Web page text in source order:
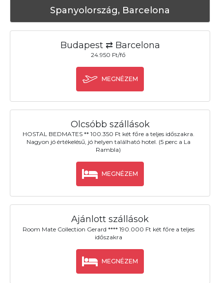
Spanyolország, Barcelona
Budapest ⇄ Barcelona
24.950 Ft/fő
MEGNÉZEM
Olcsóbb szállások
HOSTAL BEDMATES ** 100.350 Ft két főre a teljes időszakra.
Nagyon jó értékelésű, jó helyen található hotel. (5 perc a La
Rambla)
MEGNÉZEM
Ajánlott szállások
Room Mate Collection Gerard **** 190.000 Ft két főre a teljes
időszakra
MEGNÉZEM